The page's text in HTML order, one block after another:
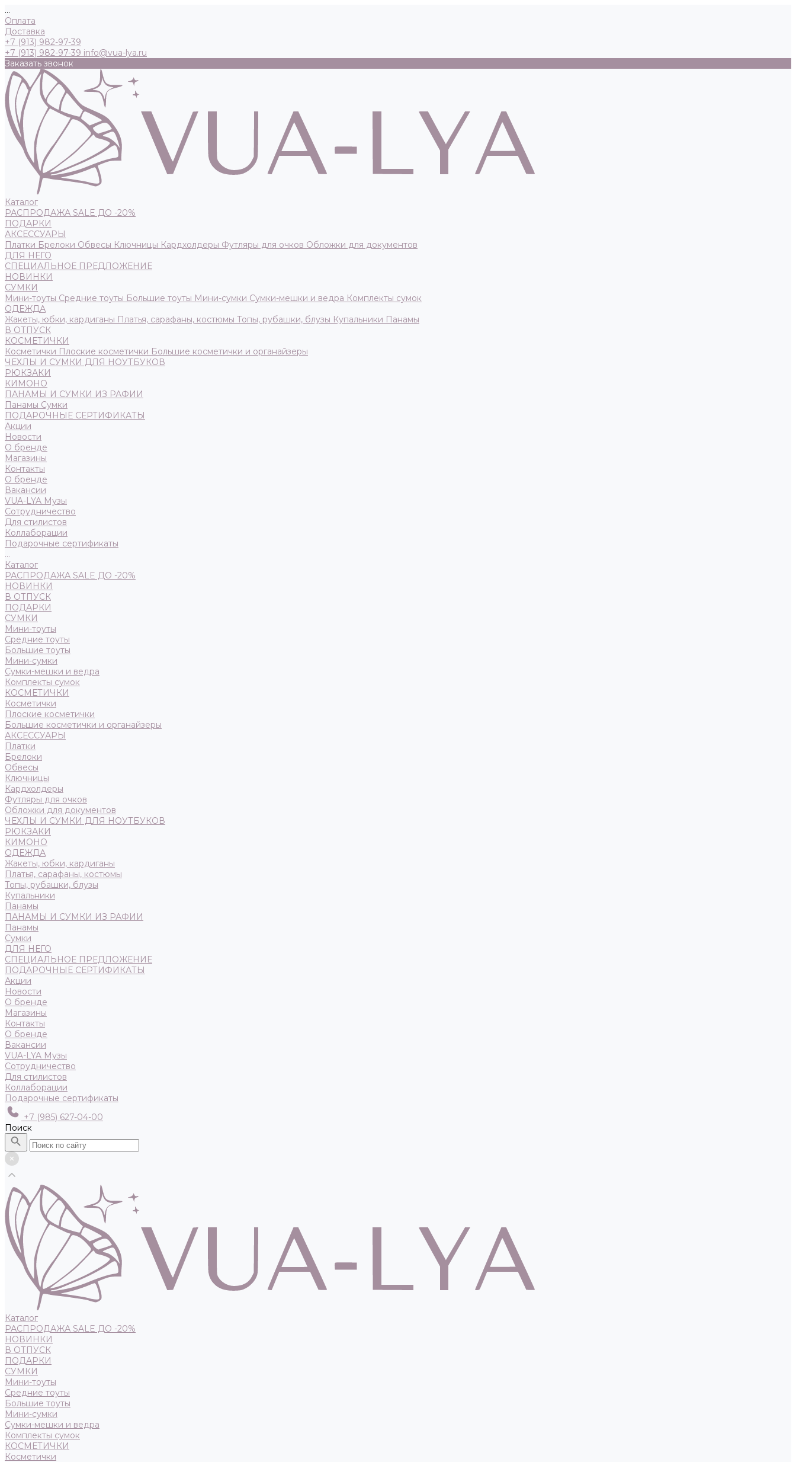
...
Оплата
Доставка
+7 (913) 982-97-39
+7 (913) 982-97-39 info@vua-lya.ru
Заказать звонок
Каталог
РАСПРОДАЖА SALE ДО -20%
ПОДАРКИ
АКСЕССУАРЫ
Платки Брелоки Обвесы Ключницы Кардхолдеры Футляры для очков Обложки для документов
ДЛЯ НЕГО
СПЕЦИАЛЬНОЕ ПРЕДЛОЖЕНИЕ
НОВИНКИ
СУМКИ
Мини-тоуты Средние тоуты Большие тоуты Мини-сумки Сумки-мешки и ведра Комплекты сумок
ОДЕЖДА
Жакеты, юбки, кардиганы Платья, сарафаны, костюмы Топы, рубашки, блузы Купальники Панамы
В ОТПУСК
КОСМЕТИЧКИ
Косметички Плоские косметички Большие косметички и органайзеры
ЧЕХЛЫ И СУМКИ ДЛЯ НОУТБУКОВ
РЮКЗАКИ
КИМОНО
ПАНАМЫ И СУМКИ ИЗ РАФИИ
Панамы Сумки
ПОДАРОЧНЫЕ СЕРТИФИКАТЫ
Акции
Новости
О бренде
Магазины
Контакты
О бренде
Вакансии
VUA-LYA Музы
Сотрудничество
Для стилистов
Коллаборации
Подарочные сертификаты
...
Каталог
РАСПРОДАЖА SALE ДО -20%
НОВИНКИ
В ОТПУСК
ПОДАРКИ
СУМКИ
Мини-тоуты
Средние тоуты
Большие тоуты
Мини-сумки
Сумки-мешки и ведра
Комплекты сумок
КОСМЕТИЧКИ
Косметички
Плоские косметички
Большие косметички и органайзеры
АКСЕССУАРЫ
Платки
Брелоки
Обвесы
Ключницы
Кардхолдеры
Футляры для очков
Обложки для документов
ЧЕХЛЫ И СУМКИ ДЛЯ НОУТБУКОВ
РЮКЗАКИ
КИМОНО
ОДЕЖДА
Жакеты, юбки, кардиганы
Платья, сарафаны, костюмы
Топы, рубашки, блузы
Купальники
Панамы
ПАНАМЫ И СУМКИ ИЗ РАФИИ
Панамы
Сумки
ДЛЯ НЕГО
СПЕЦИАЛЬНОЕ ПРЕДЛОЖЕНИЕ
ПОДАРОЧНЫЕ СЕРТИФИКАТЫ
Акции
Новости
О бренде
Магазины
Контакты
О бренде
Вакансии
VUA-LYA Музы
Сотрудничество
Для стилистов
Коллаборации
Подарочные сертификаты
+7 (985) 627-04-00
Поиск
Каталог
РАСПРОДАЖА SALE ДО -20%
НОВИНКИ
В ОТПУСК
ПОДАРКИ
СУМКИ
Мини-тоуты
Средние тоуты
Большие тоуты
Мини-сумки
Сумки-мешки и ведра
Комплекты сумок
КОСМЕТИЧКИ
Косметички